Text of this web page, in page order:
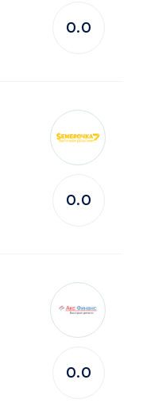
0.0
0.0
0.0